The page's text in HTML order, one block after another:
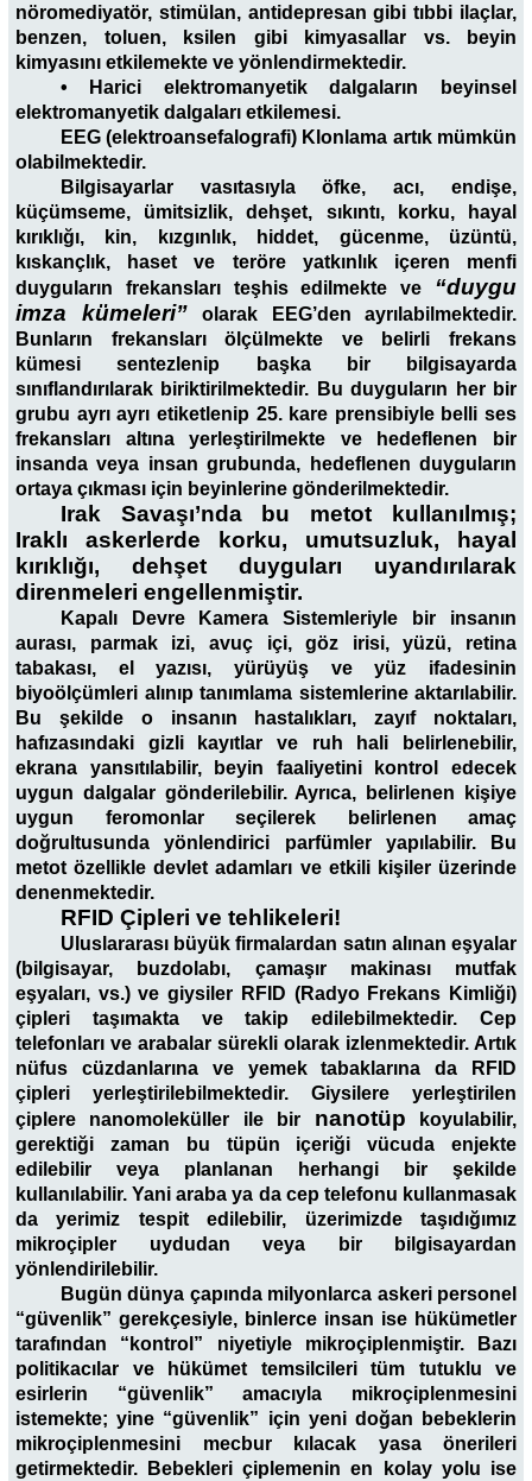
nöromediyatör, stimülan, antidepresan gibi tıbbi ilaçlar,
benzen, toluen, ksilen gibi kimyasallar vs. beyin
kimyasını etkilemekte ve yönlendirmektedir.
• Harici elektromanyetik dalgaların beyinsel
elektromanyetik dalgaları etkilemesi.
EEG (elektroansefalografi) Klonlama artık mümkün
olabilmektedir.
Bilgisayarlar vasıtasıyla öfke, acı, endişe,
küçümseme, ümitsizlik, dehşet, sıkıntı, korku, hayal
kırıklığı, kin, kızgınlık, hiddet, gücenme, üzüntü,
kıskançlık, haset ve teröre yatkınlık içeren menfi
duyguların frekansları teşhis edilmekte ve “duygu
imza kümeleri”
olarak EEG’den ayrılabilmektedir.
Bunların frekansları ölçülmekte ve belirli frekans
kümesi sentezlenip başka bir bilgisayarda
sınıflandırılarak biriktirilmektedir. Bu duyguların her bir
grubu ayrı ayrı etiketlenip 25. kare prensibiyle belli ses
frekansları altına yerleştirilmekte ve hedeflenen bir
insanda veya insan grubunda, hedeflenen duyguların
ortaya çıkması için beyinlerine gönderilmektedir.
Irak Savaşı’nda bu metot kullanılmış;
Iraklı askerlerde korku, umutsuzluk, hayal
kırıklığı, dehşet duyguları uyandırılarak
direnmeleri engellenmiştir.
Kapalı Devre Kamera Sistemleriyle bir insanın
aurası, parmak izi, avuç içi, göz irisi, yüzü, retina
tabakası, el yazısı, yürüyüş ve yüz ifadesinin
biyoölçümleri alınıp tanımlama sistemlerine aktarılabilir.
Bu şekilde o insanın hastalıkları, zayıf noktaları,
hafızasındaki gizli kayıtlar ve ruh hali belirlenebilir,
ekrana yansıtılabilir, beyin faaliyetini kontrol edecek
uygun dalgalar gönderilebilir. Ayrıca, belirlenen kişiye
uygun feromonlar seçilerek belirlenen amaç
doğrultusunda yönlendirici parfümler yapılabilir. Bu
metot özellikle devlet adamları ve etkili kişiler üzerinde
denenmektedir.
RFID Çipleri ve tehlikeleri!
Uluslararası büyük firmalardan satın alınan eşyalar
(bilgisayar, buzdolabı, çamaşır makinası mutfak
eşyaları, vs.) ve giysiler RFID (Radyo Frekans Kimliği)
çipleri taşımakta ve takip edilebilmektedir. Cep
telefonları ve arabalar sürekli olarak izlenmektedir. Artık
nüfus cüzdanlarına ve yemek tabaklarına da RFID
çipleri yerleştirilebilmektedir. Giysilere yerleştirilen
çiplere nanomoleküller ile bir nanotüp koyulabilir,
gerektiği zaman bu tüpün içeriği vücuda enjekte
edilebilir veya planlanan herhangi bir şekilde
kullanılabilir. Yani araba ya da cep telefonu kullanmasak
da yerimiz tespit edilebilir, üzerimizde taşıdığımız
mikroçipler uydudan veya bir bilgisayardan
yönlendirilebilir.
Bugün dünya çapında milyonlarca askeri personel
“güvenlik” gerekçesiyle, binlerce insan ise hükümetler
tarafından “kontrol” niyetiyle mikroçiplenmiştir. Bazı
politikacılar ve hükümet temsilcileri tüm tutuklu ve
esirlerin “güvenlik” amacıyla mikroçiplenmesini
istemekte; yine “güvenlik” için yeni doğan bebeklerin
mikroçiplenmesini mecbur kılacak yasa önerileri
getirmektedir. Bebekleri çiplemenin en kolay yolu ise